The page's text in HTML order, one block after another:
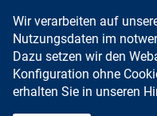
Wir verarbeiten auf
Nutzungsdaten im
Dazu setzen wir den
Konfiguration ohne
erhalten Sie in unseren